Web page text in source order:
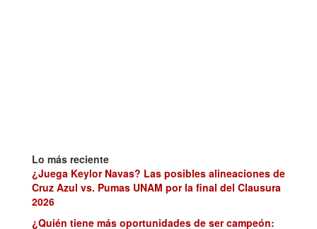
Lo más reciente
¿Juega Keylor Navas? Las posibles alineaciones de
Cruz Azul vs. Pumas UNAM por la final del Clausura
2026
¿Quién tiene más oportunidades de ser campeón: